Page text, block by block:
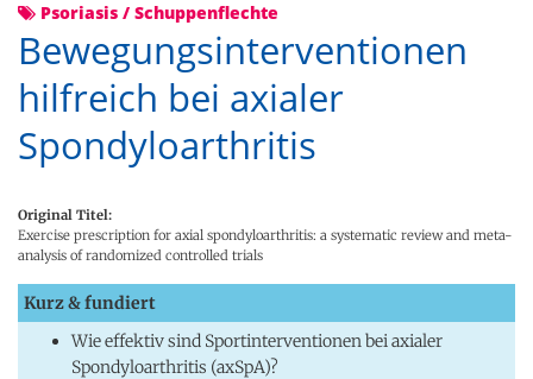
Psoriasis / Schuppenflechte
Bewegungsinterventionen
hilfreich bei axialer
Spondyloarthritis
Original Titel:
Exercise prescription for axial spondyloarthritis: a systematic review and meta-
analysis of randomized controlled trials
Kurz & fundiert
Wie effektiv sind Sportinterventionen bei axialer
Spondyloarthritis (axSpA)?